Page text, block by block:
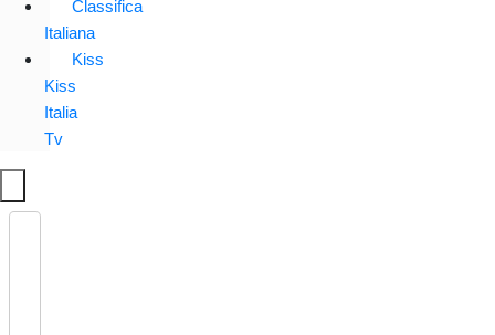
Classifica
Italiana
Kiss
Kiss
Italia
Tv